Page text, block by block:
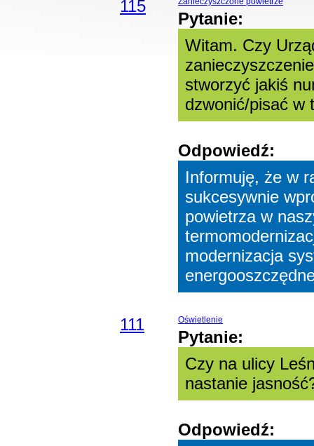
115
Pytanie:
Witam. Czy
stworzyć jakiś
dzwonić/pisać w
Odpowiedź:
Informuję, że w
sukcesywnie
powietrza w
modernizacja
111 Oświetlenie
Pytanie:
Czy na ulicy
nastanie
Odpowiedź: